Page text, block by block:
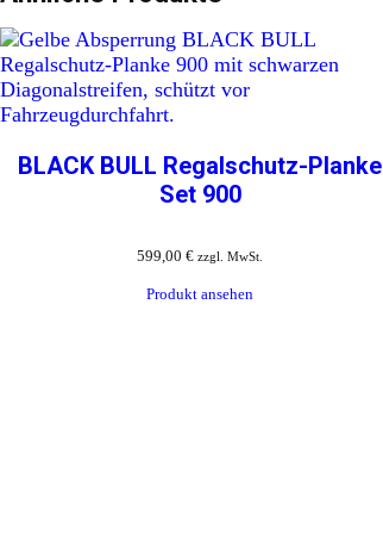
BLACK BULL Regalschutz-Planke
Set 900
599,00 € zzgl. MwSt.
Produkt ansehen